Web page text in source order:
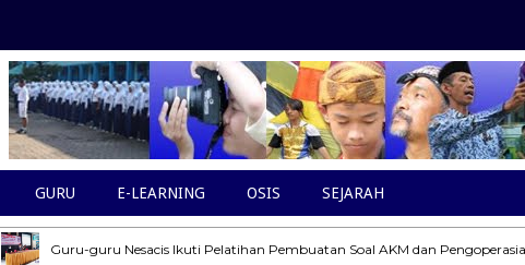
GURU E-LEARNING OSIS SEJARAH
Guru-guru Nesacis Ikuti Pelatihan Pembuatan Soal AKM dan Pengoperasian Akun